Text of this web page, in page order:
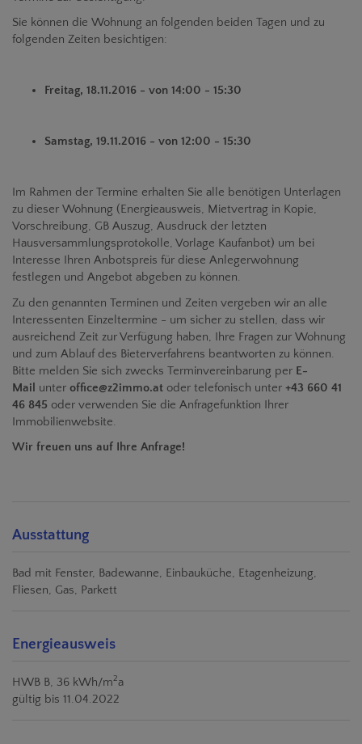
Sie können die Wohnung an folgenden beiden Tagen und zu
folgenden Zeiten besichtigen:
Freitag, 18.11.2016 - von 14:00 - 15:30
Samstag, 19.11.2016 - von 12:00 - 15:30
Im Rahmen der Termine erhalten Sie alle benötigen Unterlagen
zu dieser Wohnung (Energieausweis, Mietvertrag in Kopie,
Vorschreibung, GB Auszug, Ausdruck der letzten
Hausversammlungsprotokolle, Vorlage Kaufanbot) um bei
Interesse Ihren Anbotspreis für diese Anlegerwohnung
festlegen und Angebot abgeben zu können.
Zu den genannten Terminen und Zeiten vergeben wir an alle
Interessenten Einzeltermine - um sicher zu stellen, dass wir
ausreichend Zeit zur Verfügung haben, Ihre Fragen zur Wohnung
und zum Ablauf des Bieterverfahrens beantworten zu können.
Bitte melden Sie sich zwecks Terminvereinbarung per E-
Mail unter office@z2immo.at oder telefonisch unter +43 660 41
46 845 oder verwenden Sie die Anfragefunktion Ihrer
Immobilienwebsite.
Wir freuen uns auf Ihre Anfrage!
Ausstattung
Bad mit Fenster Badewanne Einbauküche Etagenheizung
Fliesen Gas Parkett
Energieausweis
HWB B, 36 kWh/m2a
gültig bis 11.04.2022